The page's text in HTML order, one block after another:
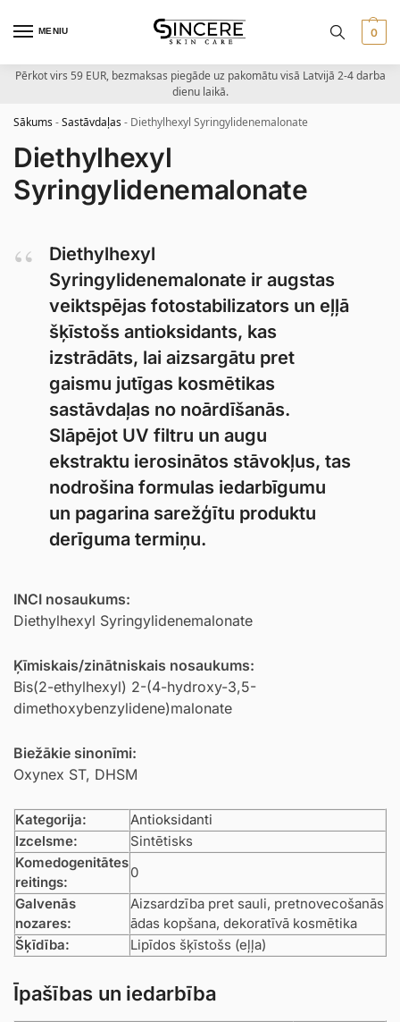
MENIU 0
Pērkot virs 59 EUR, bezmaksas piegāde uz pakomātu visā Latvijā 2-4 darba
dienu laikā.
Sākums-Sastāvdaļas- Diethylhexyl Syringylidenemalonate
Diethylhexyl
Syringylidenemalonate
Diethylhexyl
Syringylidenemalonate ir augstas
veiktspējas fotostabilizators un eļļā
šķīstošs antioksidants, kas
izstrādāts, lai aizsargātu pret
gaismu jutīgas kosmētikas
sastāvdaļas no noārdīšanās.
Slāpējot UV filtru un augu
ekstraktu ierosinātos stāvokļus, tas
nodrošina formulas iedarbīgumu
un pagarina sarežģītu produktu
derīguma termiņu.
INCI nosaukums:
Diethylhexyl Syringylidenemalonate
Ķīmiskais/zinātniskais nosaukums:
Bis(2-ethylhexyl) 2-(4-hydroxy-3,5-
dimethoxybenzylidene)malonate
Biežākie sinonīmi:
Oxynex ST, DHSM
Kategorija:
Antioksidanti
Izcelsme:
Sintētisks
Komedogenitātes
reitings:
0
Galvenās
nozares:
Aizsardzība pret sauli, pretnovecošanās
ādas kopšana, dekoratīvā kosmētika
Šķīdība:
Lipīdos šķīstošs (eļļa)
Īpašības un iedarbība